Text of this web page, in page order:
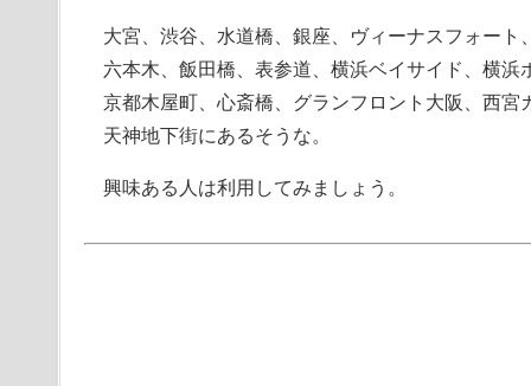
大宮、渋谷、水道橋、銀座、ヴィーナスフォート
六本木、飯田橋、表参道、横浜ベイサイド、横浜
京都木屋町、心斎橋、グランフロント大阪、西
天神地下街にあるそうな。
興味ある人は利用してみましょう。